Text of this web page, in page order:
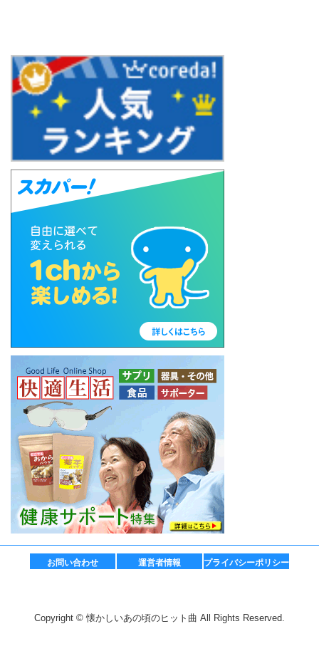
お問い合わせ 運営者情報 プライバシーポリシー
Copyright © 懐かしいあの頃のヒット曲 All Rights Reserved.